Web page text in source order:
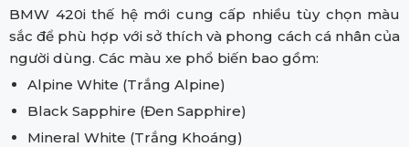
BMW 420i thế hệ mới cung cấp nhiều tùy chọn màu
sắc để phù hợp với sở thích và phong cách cá nhân của
người dùng. Các màu xe phổ biến bao gồm:
Alpine White (Trắng Alpine)
Black Sapphire (Đen Sapphire)
Mineral White (Trắng Khoáng)